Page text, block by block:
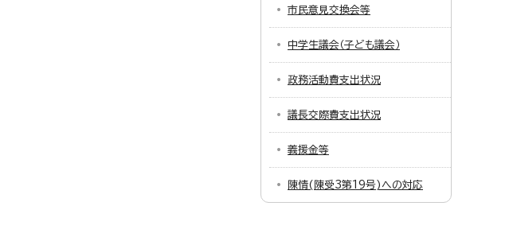
市民意見交換会等
中学生議会（子ども議会）
政務活動費支出状況
議長交際費支出状況
義援金等
陳情(陳受3第19号)への対応